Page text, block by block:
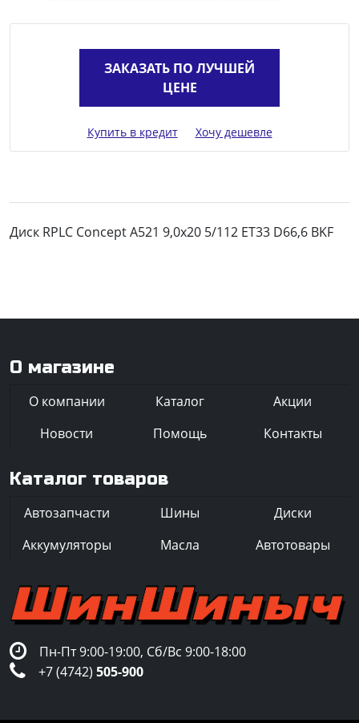
ЗАКАЗАТЬ ПО ЛУЧШЕЙ
ЦЕНЕ
Купить в кредит Хочу дешевле
Диск RPLC Concept A521 9,0х20 5/112 ET33 D66,6 BKF
О магазине
О компании Каталог
Акции
Новости
Помощь Контакты
Каталог товаров
Автозапчасти Шины
Диски
Аккумуляторы
Масла Автотовары
Пн-Пт 9:00-19:00, Сб/Вс 9:00-18:00
+7 (4742) 505-900